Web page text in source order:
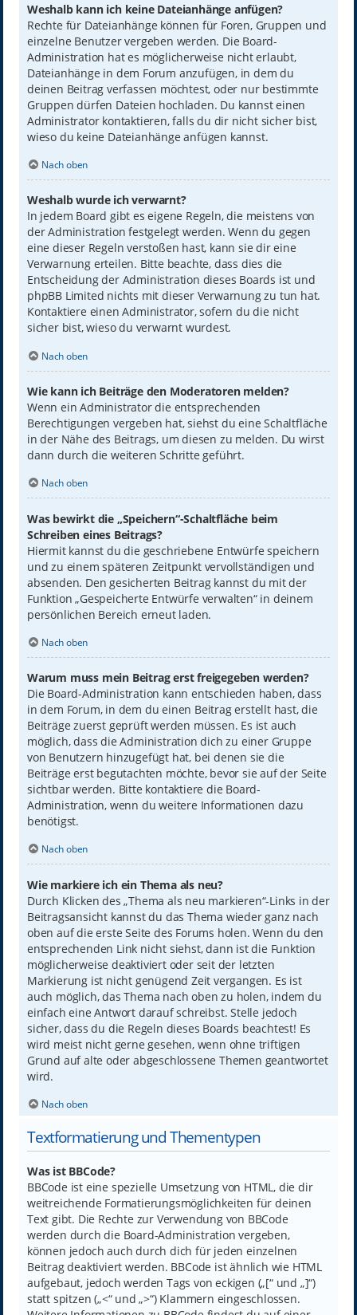
Weshalb kann ich keine Dateianhänge anfügen?
Rechte für Dateianhänge können für Foren, Gruppen und
einzelne Benutzer vergeben werden. Die Board-
Administration hat es möglicherweise nicht erlaubt,
Dateianhänge in dem Forum anzufügen, in dem du
deinen Beitrag verfassen möchtest, oder nur bestimmte
Gruppen dürfen Dateien hochladen. Du kannst einen
Administrator kontaktieren, falls du dir nicht sicher bist,
wieso du keine Dateianhänge anfügen kannst.
Nach oben
Weshalb wurde ich verwarnt?
In jedem Board gibt es eigene Regeln, die meistens von
der Administration festgelegt werden. Wenn du gegen
eine dieser Regeln verstoßen hast, kann sie dir eine
Verwarnung erteilen. Bitte beachte, dass dies die
Entscheidung der Administration dieses Boards ist und
phpBB Limited nichts mit dieser Verwarnung zu tun hat.
Kontaktiere einen Administrator, sofern du die nicht
sicher bist, wieso du verwarnt wurdest.
Nach oben
Wie kann ich Beiträge den Moderatoren melden?
Wenn ein Administrator die entsprechenden
Berechtigungen vergeben hat, siehst du eine Schaltfläche
in der Nähe des Beitrags, um diesen zu melden. Du wirst
dann durch die weiteren Schritte geführt.
Nach oben
Was bewirkt die „Speichern“-Schaltfläche beim
Schreiben eines Beitrags?
Hiermit kannst du die geschriebene Entwürfe speichern
und zu einem späteren Zeitpunkt vervollständigen und
absenden. Den gesicherten Beitrag kannst du mit der
Funktion „Gespeicherte Entwürfe verwalten“ in deinem
persönlichen Bereich erneut laden.
Nach oben
Warum muss mein Beitrag erst freigegeben werden?
Die Board-Administration kann entschieden haben, dass
in dem Forum, in dem du einen Beitrag erstellt hast, die
Beiträge zuerst geprüft werden müssen. Es ist auch
möglich, dass die Administration dich zu einer Gruppe
von Benutzern hinzugefügt hat, bei denen sie die
Beiträge erst begutachten möchte, bevor sie auf der Seite
sichtbar werden. Bitte kontaktiere die Board-
Administration, wenn du weitere Informationen dazu
benötigst.
Nach oben
Wie markiere ich ein Thema als neu?
Durch Klicken des „Thema als neu markieren“-Links in der
Beitragsansicht kannst du das Thema wieder ganz nach
oben auf die erste Seite des Forums holen. Wenn du den
entsprechenden Link nicht siehst, dann ist die Funktion
möglicherweise deaktiviert oder seit der letzten
Markierung ist nicht genügend Zeit vergangen. Es ist
auch möglich, das Thema nach oben zu holen, indem du
einfach eine Antwort darauf schreibst. Stelle jedoch
sicher, dass du die Regeln dieses Boards beachtest! Es
wird meist nicht gerne gesehen, wenn ohne triftigen
Grund auf alte oder abgeschlossene Themen geantwortet
wird.
Nach oben
Textformatierung und Thementypen
Was ist BBCode?
BBCode ist eine spezielle Umsetzung von HTML, die dir
weitreichende Formatierungsmöglichkeiten für deinen
Text gibt. Die Rechte zur Verwendung von BBCode
werden durch die Board-Administration vergeben,
können jedoch auch durch dich für jeden einzelnen
Beitrag deaktiviert werden. BBCode ist ähnlich wie HTML
aufgebaut, jedoch werden Tags von eckigen („[“ und „]“)
statt spitzen („<“ und „>“) Klammern eingeschlossen.